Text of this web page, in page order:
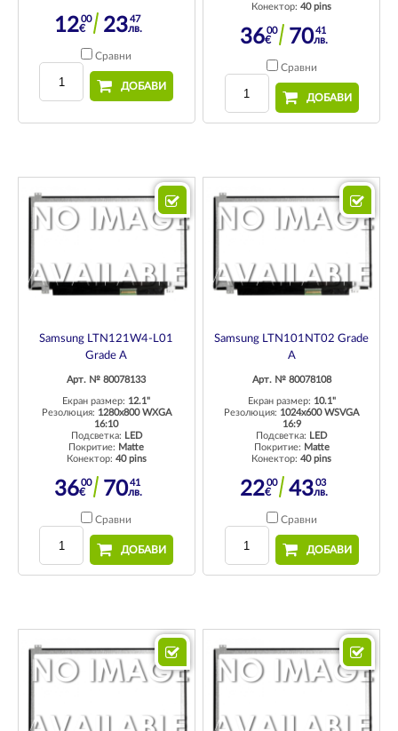
1200
€ 2347
лв.
Сравни
ДОБАВИ
Конектор:40 pins
3600
€ 7041
лв.
Сравни
ДОБАВИ
Samsung LTN121W4-L01
Grade A
Арт. № 80078133
Екран размер: 12.1"
Резолюция: 1280x800 WXGA
16:10
Подсветка: LED
Покритие: Matte
Конектор: 40 pins
3600
€ 7041
лв.
Сравни
ДОБАВИ
Samsung LTN101NT02 Grade
A
Арт. № 80078108
Екран размер: 10.1"
Резолюция: 1024x600 WSVGA
16:9
Подсветка: LED
Покритие: Matte
Конектор:40 pins
2200
€ 4303
лв.
Сравни
ДОБАВИ